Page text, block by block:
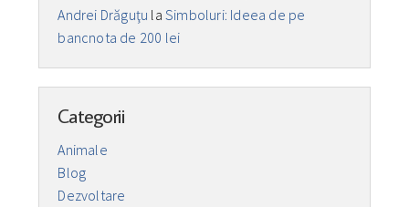
Andrei Drăguţu laSimboluri: Ideea de pe
bancnota de 200 lei
Categorii
Animale
Blog
Dezvoltare